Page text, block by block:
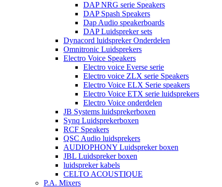
DAP NRG serie Speakers
DAP Spash Speakers
Dap Audio speakerboards
DAP Luidspreker sets
Dynacord luidspreker Onderdelen
Omnitronic Luidsprekers
Electro Voice Speakers
Electro voice Everse serie
Electro voice ZLX serie Speakers
Electro Voice ELX Serie speakers
Electro Voice ETX serie luidsprekers
Electro Voice onderdelen
JB Systems luidsprekerboxen
Synq Luidsprekerboxen
RCF Speakers
QSC Audio luidsprekers
AUDIOPHONY Luidspreker boxen
JBL Luidspreker boxen
luidspreker kabels
CELTO ACOUSTIQUE
P.A. Mixers